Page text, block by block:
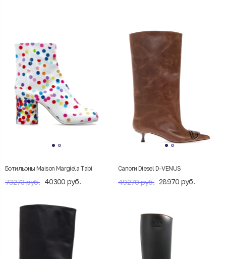
Ботильоны Maison Margiela Tabi
73273 руб. 40300 руб.
Сапоги Diesel D-VENUS
49270 руб. 28970 руб.